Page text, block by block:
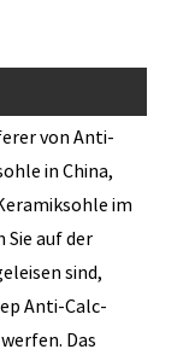
von Anti-
in China,
im
auf der
sind,
Anti-Calc-
Das